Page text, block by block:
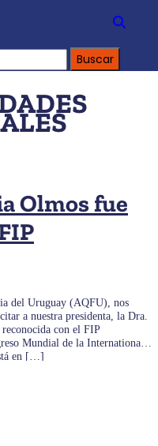
Olmos fue
del Uruguay (AQFU), nos
a nuestra presidenta, la Dra.
con el FIP
Mundial de la International
en […]